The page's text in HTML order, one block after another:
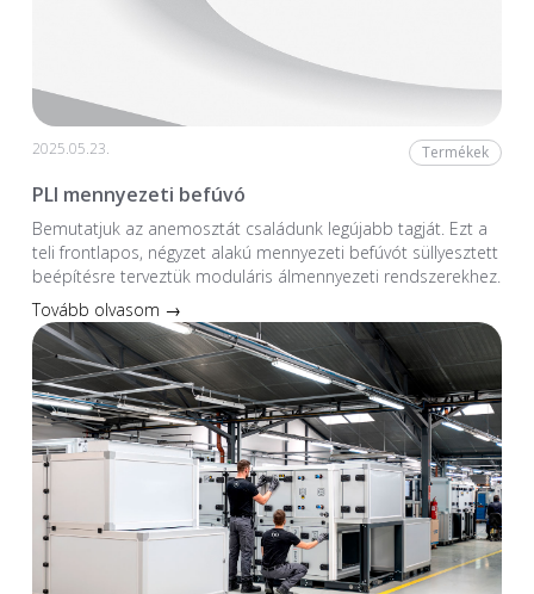
2025.05.23. Termékek
PLI mennyezeti befúvó
Bemutatjuk az anemosztát családunk legújabb tagját. Ezt a
teli frontlapos, négyzet alakú mennyezeti befúvót süllyesztett
beépítésre terveztük moduláris álmennyezeti rendszerekhez.
Tovább olvasom →